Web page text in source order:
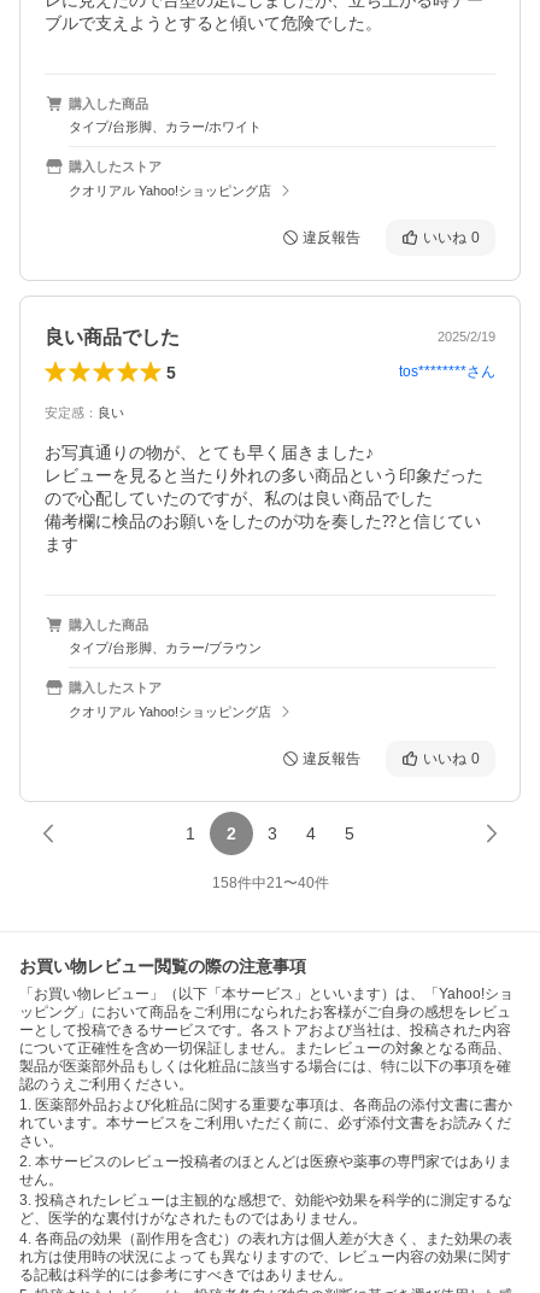
ブルで支えようとすると傾いて危険でした。
購入した商品
タイプ/台形脚、カラー/ホワイト
購入したストア
クオリアル Yahoo!ショッピング店
違反報告 いいね 0
良い商品でした 2025/2/19
5 tos********さん
安定感 ： 良い
お写真通りの物が、とても早く届きました♪
レビューを見ると当たり外れの多い商品という印象だった
ので心配していたのですが、私のは良い商品でした
備考欄に検品のお願いをしたのが功を奏した⁇と信じてい
ます
購入した商品
タイプ/台形脚、カラー/ブラウン
購入したストア
クオリアル Yahoo!ショッピング店
違反報告 いいね 0
1 2 3 4 5
158件中21〜40件
お買い物レビュー閲覧の際の注意事項
「お買い物レビュー」（以下「本サービス」といいます）は、「Yahoo!ショ
ッピング」において商品をご利用になられたお客様がご自身の感想をレビュ
ーとして投稿できるサービスです。各ストアおよび当社は、投稿された内容
について正確性を含め一切保証しません。またレビューの対象となる商品、
製品が医薬部外品もしくは化粧品に該当する場合には、特に以下の事項を確
認のうえご利用ください。
1. 医薬部外品および化粧品に関する重要な事項は、各商品の添付文書に書か
れています。本サービスをご利用いただく前に、必ず添付文書をお読みくだ
さい。
2. 本サービスのレビュー投稿者のほとんどは医療や薬事の専門家ではありま
せん。
3. 投稿されたレビューは主観的な感想で、効能や効果を科学的に測定するな
ど、医学的な裏付けがなされたものではありません。
4. 各商品の効果（副作用を含む）の表れ方は個人差が大きく、また効果の表
れ方は使用時の状況によっても異なりますので、レビュー内容の効果に関す
る記載は科学的には参考にすべきではありません。